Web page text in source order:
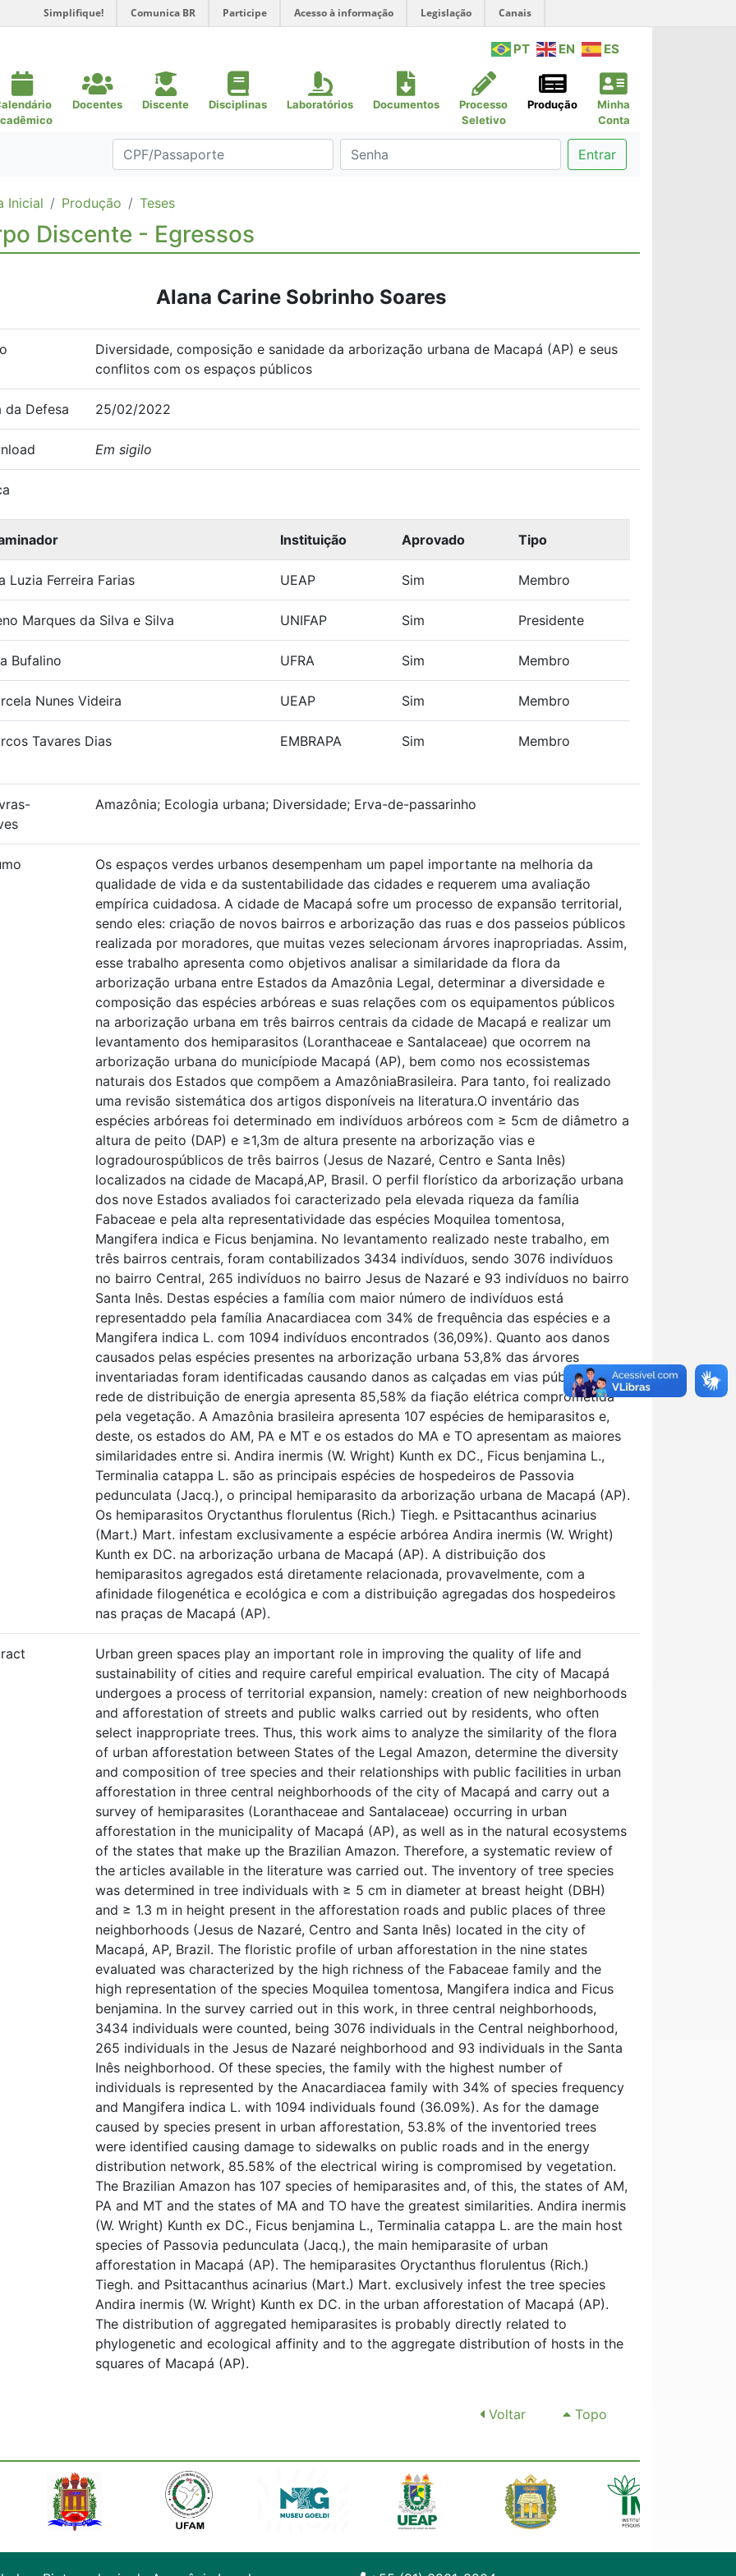
Simplifique! Comunica BR Participe Acesso à informação Legislação Canais
PT EN ES
Docentes Discente Disciplinas Laboratórios Documentos
Processo
Seletivo
Produção
Minha
Conta
Entrar
Inicial Produção Teses
Discente - Egressos
Alana Carine Sobrinho Soares
Diversidade, composição e sanidade da arborização urbana de Macapá (AP) e seus
conflitos com os espaços públicos
da Defesa 25/02/2022
Em sigilo
Instituição Aprovado Tipo
Luzia Ferreira Farias UEAP Sim Membro
Marques da Silva e Silva UNIFAP Sim Presidente
Bufalino UFRA Sim Membro
Nunes Videira UEAP Sim Membro
Tavares Dias EMBRAPA Sim Membro
Amazônia; Ecologia urbana; Diversidade; Erva-de-passarinho
Os espaços verdes urbanos desempenham um papel importante na melhoria da
qualidade de vida e da sustentabilidade das cidades e requerem uma avaliação
empírica cuidadosa. A cidade de Macapá sofre um processo de expansão territorial,
sendo eles: criação de novos bairros e arborização das ruas e dos passeios públicos
realizada por moradores, que muitas vezes selecionam árvores inapropriadas. Assim,
esse trabalho apresenta como objetivos analisar a similaridade da flora da
arborização urbana entre Estados da Amazônia Legal, determinar a diversidade e
composição das espécies arbóreas e suas relações com os equipamentos públicos
na arborização urbana em três bairros centrais da cidade de Macapá e realizar um
levantamento dos hemiparasitos (Loranthaceae e Santalaceae) que ocorrem na
arborização urbana do municípiode Macapá (AP), bem como nos ecossistemas
naturais dos Estados que compõem a AmazôniaBrasileira. Para tanto, foi realizado
uma revisão sistemática dos artigos disponíveis na literatura.O inventário das
espécies arbóreas foi determinado em indivíduos arbóreos com ≥ 5cm de diâmetro a
altura de peito (DAP) e ≥1,3m de altura presente na arborização vias e
logradourospúblicos de três bairros (Jesus de Nazaré, Centro e Santa Inês)
localizados na cidade de Macapá,AP, Brasil. O perfil florístico da arborização urbana
dos nove Estados avaliados foi caracterizado pela elevada riqueza da família
Fabaceae e pela alta representatividade das espécies Moquilea tomentosa,
Mangifera indica e Ficus benjamina. No levantamento realizado neste trabalho, em
três bairros centrais, foram contabilizados 3434 indivíduos, sendo 3076 indivíduos
no bairro Central, 265 indivíduos no bairro Jesus de Nazaré e 93 indivíduos no bairro
Santa Inês. Destas espécies a família com maior número de indivíduos está
representaddo pela família Anacardiacea com 34% de frequência das espécies e a
Mangifera indica L. com 1094 indivíduos encontrados (36,09%). Quanto aos danos
causados pelas espécies presentes na arborização urbana 53,8% das árvores
inventariadas foram identificadas causando danos as calçadas em vias públicas e na
rede de distribuição de energia apresenta 85,58% da fiação elétrica comprometida
pela vegetação. A Amazônia brasileira apresenta 107 espécies de hemiparasitos e,
deste, os estados do AM, PA e MT e os estados do MA e TO apresentam as maiores
similaridades entre si. Andira inermis (W. Wright) Kunth ex DC., Ficus benjamina L.,
Terminalia catappa L. são as principais espécies de hospedeiros de Passovia
pedunculata (Jacq.), o principal hemiparasito da arborização urbana de Macapá (AP).
Os hemiparasitos Oryctanthus florulentus (Rich.) Tiegh. e Psittacanthus acinarius
(Mart.) Mart. infestam exclusivamente a espécie arbórea Andira inermis (W. Wright)
Kunth ex DC. na arborização urbana de Macapá (AP). A distribuição dos
hemiparasitos agregados está diretamente relacionada, provavelmente, com a
afinidade filogenética e ecológica e com a distribuição agregadas dos hospedeiros
nas praças de Macapá (AP).
Urban green spaces play an important role in improving the quality of life and
sustainability of cities and require careful empirical evaluation. The city of Macapá
undergoes a process of territorial expansion, namely: creation of new neighborhoods
and afforestation of streets and public walks carried out by residents, who often
select inappropriate trees. Thus, this work aims to analyze the similarity of the flora
of urban afforestation between States of the Legal Amazon, determine the diversity
and composition of tree species and their relationships with public facilities in urban
afforestation in three central neighborhoods of the city of Macapá and carry out a
survey of hemiparasites (Loranthaceae and Santalaceae) occurring in urban
afforestation in the municipality of Macapá (AP), as well as in the natural ecosystems
of the states that make up the Brazilian Amazon. Therefore, a systematic review of
the articles available in the literature was carried out. The inventory of tree species
was determined in tree individuals with ≥ 5 cm in diameter at breast height (DBH)
and ≥ 1.3 m in height present in the afforestation roads and public places of three
neighborhoods (Jesus de Nazaré, Centro and Santa Inês) located in the city of
Macapá, AP, Brazil. The floristic profile of urban afforestation in the nine states
evaluated was characterized by the high richness of the Fabaceae family and the
high representation of the species Moquilea tomentosa, Mangifera indica and Ficus
benjamina. In the survey carried out in this work, in three central neighborhoods,
3434 individuals were counted, being 3076 individuals in the Central neighborhood,
265 individuals in the Jesus de Nazaré neighborhood and 93 individuals in the Santa
Inês neighborhood. Of these species, the family with the highest number of
individuals is represented by the Anacardiacea family with 34% of species frequency
and Mangifera indica L. with 1094 individuals found (36.09%). As for the damage
caused by species present in urban afforestation, 53.8% of the inventoried trees
were identified causing damage to sidewalks on public roads and in the energy
distribution network, 85.58% of the electrical wiring is compromised by vegetation.
The Brazilian Amazon has 107 species of hemiparasites and, of this, the states of AM,
PA and MT and the states of MA and TO have the greatest similarities. Andira inermis
(W. Wright) Kunth ex DC., Ficus benjamina L., Terminalia catappa L. are the main host
species of Passovia pedunculata (Jacq.), the main hemiparasite of urban
afforestation in Macapá (AP). The hemiparasites Oryctanthus florulentus (Rich.)
Tiegh. and Psittacanthus acinarius (Mart.) Mart. exclusively infest the tree species
Andira inermis (W. Wright) Kunth ex DC. in the urban afforestation of Macapá (AP).
The distribution of aggregated hemiparasites is probably directly related to
phylogenetic and ecological affinity and to the aggregate distribution of hosts in the
squares of Macapá (AP).
Voltar Topo